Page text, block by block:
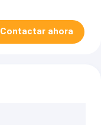
Contactar ahora